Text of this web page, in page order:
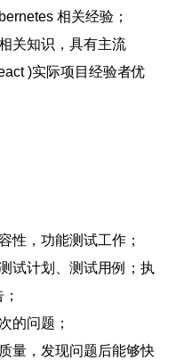
相关经验；
关知识，具有主流
)实际项目经验者优
性，功能测试工作；
试计划、测试用例；执
的问题；
量，发现问题后能够快